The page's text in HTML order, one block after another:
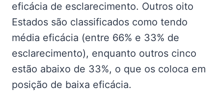
eficácia de esclarecimento. Outros oito
Estados são classificados como tendo
média eficácia (entre 66% e 33% de
esclarecimento), enquanto outros cinco
estão abaixo de 33%, o que os coloca em
posição de baixa eficácia.